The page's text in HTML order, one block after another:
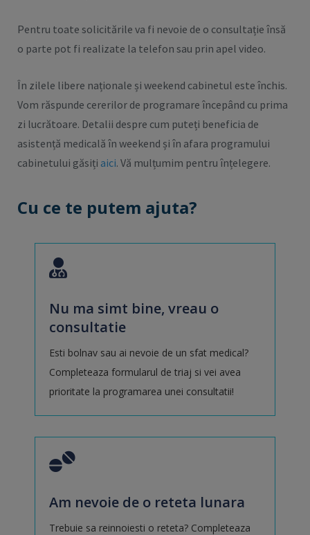
Pentru toate solicitările va fi nevoie de o consultație însă
o parte pot fi realizate la telefon sau prin apel video.
În zilele libere naționale și weekend cabinetul este închis.
Vom răspunde cererilor de programare începând cu prima
zi lucrătoare. Detalii despre cum puteți beneficia de
asistență medicală în weekend și în afara programului
cabinetului găsiți aici. Vă mulțumim pentru înțelegere.
Cu ce te putem ajuta?
Nu ma simt bine, vreau o
consultatie
Esti bolnav sau ai nevoie de un sfat medical?
Completeaza formularul de triaj si vei avea
prioritate la programarea unei consultatii!
Am nevoie de o reteta lunara
Trebuie sa reinnoiesti o reteta? Completeaza